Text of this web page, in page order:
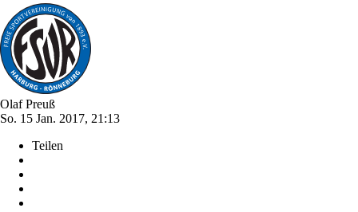
Olaf Preuß
So. 15 Jan. 2017, 21:13
Teilen